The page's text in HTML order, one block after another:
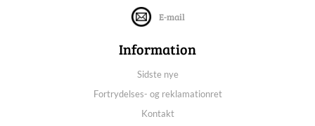
E-mail
Information
Sidste nye
Fortrydelses- og reklamationret
Kontakt